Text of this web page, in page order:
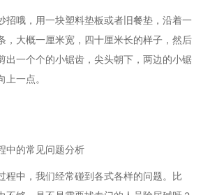
招哦，用一块塑料垫板或者旧餐垫，沿着一
，大概一厘米宽，四十厘米长的样子，然后
出一个个的小锯齿，尖头朝下，两边的小锯
上一点。
中的常见问题分析
程中，我们经常碰到各式各样的问题。比